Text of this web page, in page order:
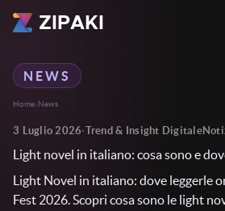
ZIPAKI
NEWS
Home›News
3 Luglio 2026·Trend & Insight Digitale
Light novel in italiano: cosa sono e
Light Novel in italiano: dove leggerle
Fest 2026. Scopri cosa sono le light